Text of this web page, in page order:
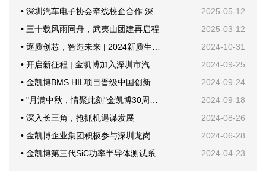
• 深圳汽车电子协会牵线校企合作 深技大与金凯博共探产教融合新路径
2025-05-12
• 三十载风雨同舟，武夷山团建再启程
2025-03-12
• 逐质创芯，智造未来 | 2024新质生产力与功率半导体年会
2024-10-31
• 开启新征程 | 金凯博加入深圳市汽车电子行业协会
2024-09-25
• 金凯博BMS HIL项目晋级中国创新创业大赛国赛
2024-09-24
• "月满中秋，情聚此刻"金凯博30周年纪念活动
2024-09-18
• 深入长三角，抢抓机遇谋发展
2024-08-26
• 金凯博企业集团积极参与深圳龙岗甘坑社区安全生产培训，共筑安全防线
2024-06-28
• 金凯博第三代SiC功率半导体测试系统首次公开亮相创新发展大会
2024-04-23